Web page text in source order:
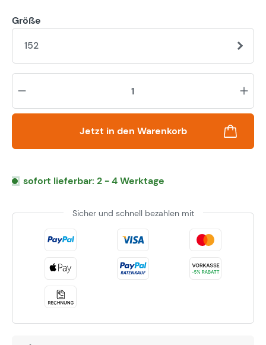
Größe
152
Jetzt in den Warenkorb
sofort lieferbar: 2 - 4 Werktage
Sicher und schnell bezahlen mit